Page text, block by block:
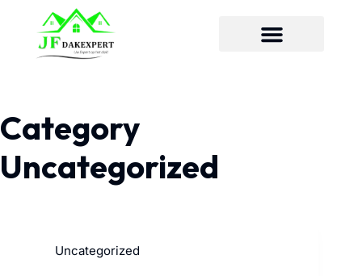
Category
Uncategorized
Uncategorized